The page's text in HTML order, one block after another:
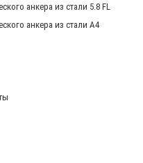
анкера из стали 5.8 FL
анкера из стали А4